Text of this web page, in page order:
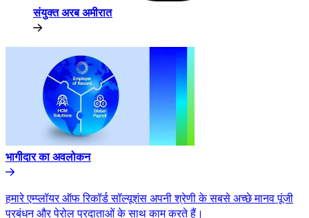
संयुक्त अरब अमीरात​​
भागीदार का अवलोकन​​
हमारे एम्प्लॉयर ऑफ रिकॉर्ड सॉल्यूशंस अपनी श्रेणी के सबसे अच्छे मानव पूंजी
प्रबंधन और पेरोल प्रदाताओं के साथ काम करते हैं।​​